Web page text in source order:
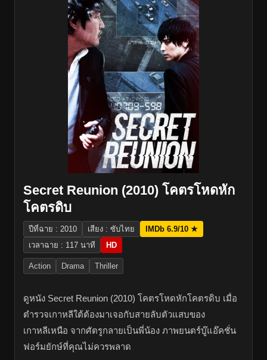
Secret Reunion (2010) โคตรโหดหัก
โคตรดิบ
ปีที่ฉาย : 2010 เสียง : ซับไทย
IMDb 6.9/10 ★
เวลาฉาย : 117 นาที
HD
Action Drama Thriller
ดูหนัง Secret Reunion (2010) โคตรโหดหักโคตรดิบ เมื่อ
ตำรวจเกาหลีใต้ต้องมาเจอกับสายลับตัวแสบของ
เกาหลีเหนือ จากศัตรูกลายเป็นพี่น้อง ภาพยนตร์บู๊แอ๊คชั่น
ฟอร์มยักษ์ที่คุณไม่ควรพลาด